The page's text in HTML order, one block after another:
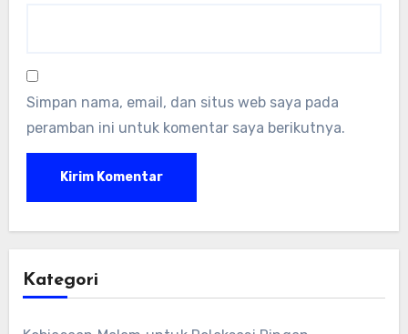
Simpan nama, email, dan situs web saya pada
peramban ini untuk komentar saya berikutnya.
Kategori